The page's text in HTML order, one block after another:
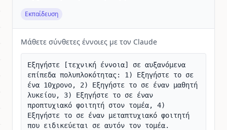
Εκπαίδευση
Μάθετε σύνθετες έννοιες με τον Claude
Εξηγήστε [τεχνική έννοια] σε αυξανόμενα
επίπεδα πολυπλοκότητας: 1) Εξηγήστε το σε
ένα 10χρονο, 2) Εξηγήστε το σε έναν μαθητή
λυκείου, 3) Εξηγήστε το σε έναν
προπτυχιακό φοιτητή στον τομέα, 4)
Εξηγήστε το σε έναν μεταπτυχιακό φοιτητή
που ειδικεύεται σε αυτόν τον τομέα.